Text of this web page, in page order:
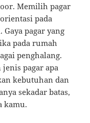
Memilih pagar
pada
pagar yang
pada rumah
penghalang.
pagar apa
kebutuhan dan
sekadar batas,
kamu.